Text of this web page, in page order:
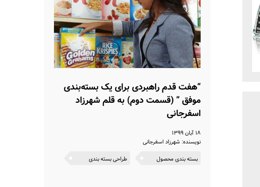
“هفت قدم راهبردی برای یک بسته‌بندی
موفق ” (قسمت دوم) به قلم شهرزاد
اسفرجانی
۱۸ آبان ۱۳۹۹
نویسنده: شهرزاد اسفرجانی
بسته بندی محصول
طراحی بسته بندی